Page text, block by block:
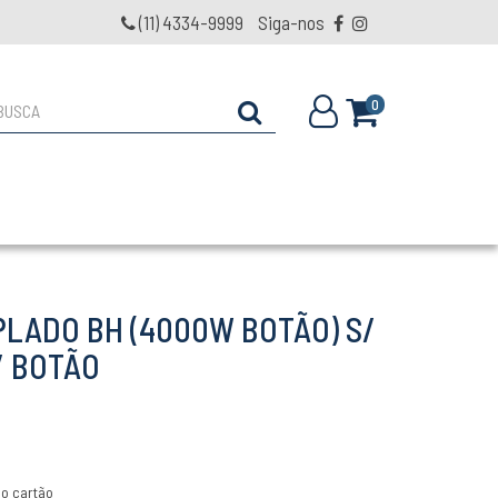
(11) 4334-9999 Siga-nos
0
BH (4000W BOTÃO) S/
cartão